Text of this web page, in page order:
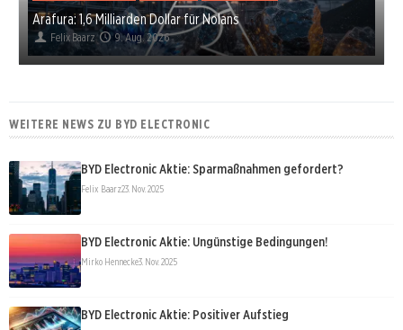
Arafura: 1,6 Milliarden Dollar für Nolans
Felix Baarz 9. Aug. 2026
WEITERE NEWS ZU BYD ELECTRONIC
BYD Electronic Aktie: Sparmaßnahmen gefordert?
Felix Baarz23. Nov. 2025
BYD Electronic Aktie: Ungünstige Bedingungen!
Mirko Hennecke3. Nov. 2025
BYD Electronic Aktie: Positiver Aufstieg